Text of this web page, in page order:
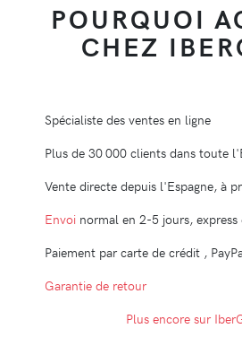
POURQUOI
CHEZ
Spécialiste des ventes en ligne
Plus de 30 000 clients dans toute
Vente directe depuis l'Espagne, à
Envoinormal en 2-5 jours, express
Paiement par carte de crédit ,
Garantie de retour
Plus encore sur